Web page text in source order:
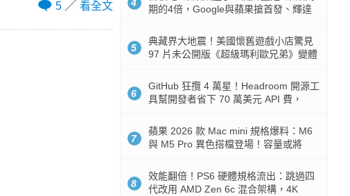
5
看全文 4
期的4倍，Google與蘋果搶首發、輝達
5
典藏界大地震！美國懷舊遊戲小店驚見
97 片未公開版《超級瑪利歐兄弟》變體
6
GitHub 狂攬 4 萬星！Headroom 開源工
具幫開發者省下 70 萬美元 API 費，
7
蘋果 2026 款 Mac mini 規格爆料：M6
與 M5 Pro 異色搭檔登場！容量或將
8
效能翻倍！PS6 硬體規格流出：跳過四
代改用 AMD Zen 6c 混合架構，4K